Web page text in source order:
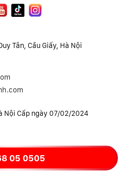
Tân, Cầu Giấy, Hà Nội
Nội Cấp ngày 07/02/2024
05 0505